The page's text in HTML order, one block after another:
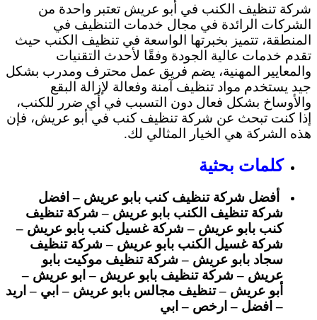
شركة تنظيف الكنب في أبو عريش تعتبر واحدة من
الشركات الرائدة في مجال خدمات التنظيف في
المنطقة، تتميز بخبرتها الواسعة في تنظيف الكنب حيث
تقدم خدمات عالية الجودة وفقًا لأحدث التقنيات
والمعايير المهنية، يضم فريق عمل محترف ومدرب بشكل
جيد يستخدم مواد تنظيف آمنة وفعالة لإزالة البقع
والأوساخ بشكل فعال دون التسبب في أي ضرر للكنب،
إذا كنت تبحث عن شركة تنظيف كنب في أبو عريش، فإن
هذه الشركة هي الخيار المثالي لك.
كلمات بحثية
أفضل شركة تنظيف كنب بابو عريش – افضل
شركة تنظيف الكنب بابو عريش – شركة تنظيف
كنب بابو عريش – شركة غسيل كنب بابو عريش –
شركة غسيل الكنب بابو عريش – شركة تنظيف
سجاد بابو عريش – شركة تنظيف موكيت بابو
عريش – شركة تنظيف بابو عريش – ابو عريش –
أبو عريش – تنظيف مجالس بابو عريش – ابي – اريد
– افضل – ارخص – ابي